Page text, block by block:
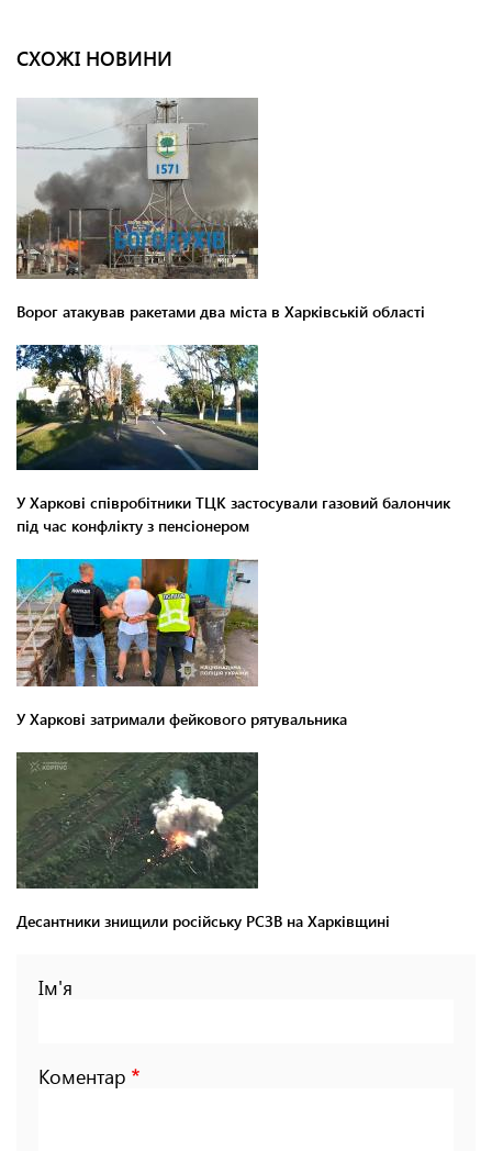
СХОЖІ НОВИНИ
Ворог атакував ракетами два міста в Харківській області
У Харкові співробітники ТЦК застосували газовий балончик
під час конфлікту з пенсіонером
У Харкові затримали фейкового рятувальника
Десантники знищили російську РСЗВ на Харківщині
Ім'я
Коментар